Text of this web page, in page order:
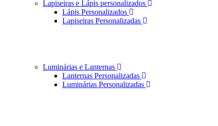
Lapiseiras e Lápis personalizados
Lápis Personalizados
Lapiseiras Personalizadas
Luminárias e Lanternas
Lanternas Personalizadas
Luminárias Personalizadas